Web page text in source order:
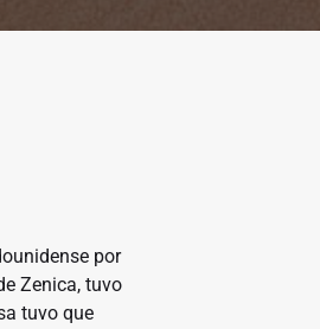
por
Zenica, tuvo
tuvo que